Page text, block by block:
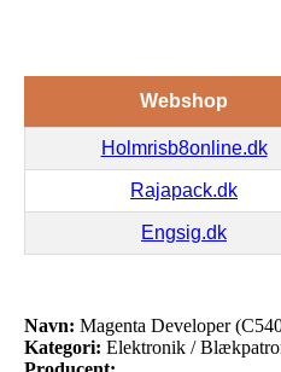
Webshop
Holmrisb8online.dk
Rajapack.dk
Engsig.dk
Navn: Magenta Developer
Kategori: Elektronik /